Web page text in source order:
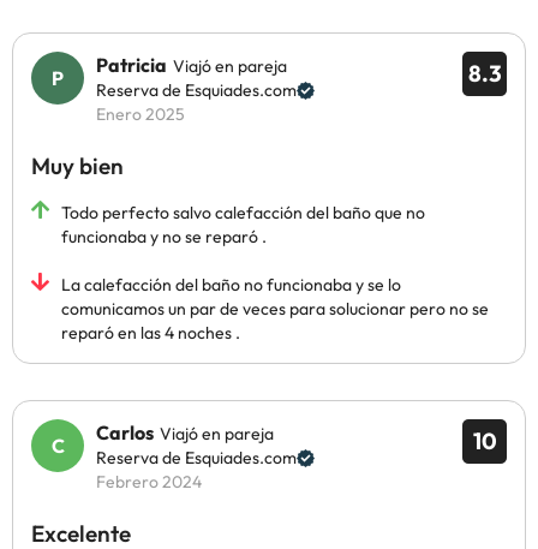
8.3
Patricia Viajó en pareja
Reserva de Esquiades.com
Enero 2025
Muy bien
Todo perfecto salvo calefacción del baño que no
funcionaba y no se reparó .
La calefacción del baño no funcionaba y se lo
comunicamos un par de veces para solucionar pero no se
reparó en las 4 noches .
10
Carlos Viajó en pareja
Reserva de Esquiades.com
Febrero 2024
Excelente